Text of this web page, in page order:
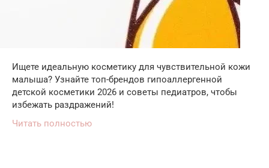
Ищете идеальную косметику для чувствительной кожи
малыша? Узнайте топ-брендов гипоаллергенной
детской косметики 2026 и советы педиатров, чтобы
избежать раздражений!
Читать полностью